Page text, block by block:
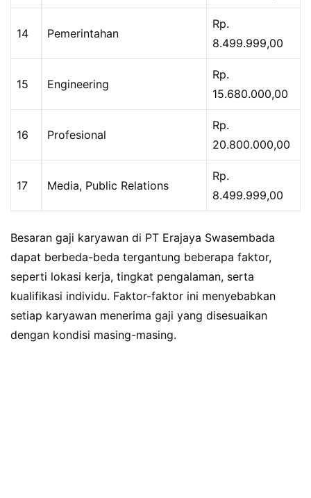
14 Pemerintahan
Rp.
8.499.999,00
15 Engineering
Rp.
15.680.000,00
16 Profesional
Rp.
20.800.000,00
17 Media, Public Relations
Rp.
8.499.999,00
Besaran gaji karyawan di PT Erajaya Swasembada
dapat berbeda-beda tergantung beberapa faktor,
seperti lokasi kerja, tingkat pengalaman, serta
kualifikasi individu. Faktor-faktor ini menyebabkan
setiap karyawan menerima gaji yang disesuaikan
dengan kondisi masing-masing.